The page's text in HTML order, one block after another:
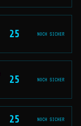
25 NOCH SICHER
25 NOCH SICHER
25 NOCH SICHER